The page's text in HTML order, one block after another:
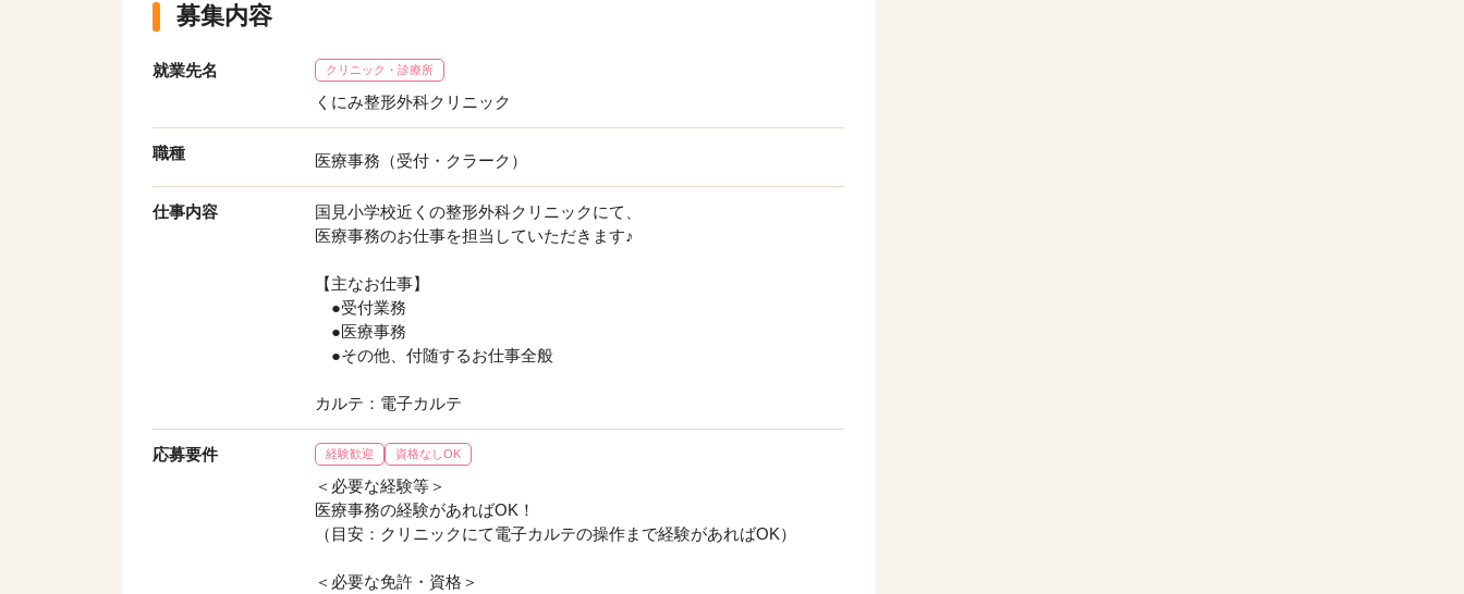
募集内容
就業先名 クリニック・診療所
くにみ整形外科クリニック
職種 医療事務（受付・クラーク）
仕事内容
国見小学校近くの整形外科クリニックにて、
医療事務のお仕事を担当していただきます♪
【主なお仕事】
●受付業務
●医療事務
●その他、付随するお仕事全般
カルテ：電子カルテ
応募要件 経験歓迎 資格なしOK
＜必要な経験等＞
医療事務の経験があればOK！
（目安：クリニックにて電子カルテの操作まで経験があればOK）
＜必要な免許・資格＞